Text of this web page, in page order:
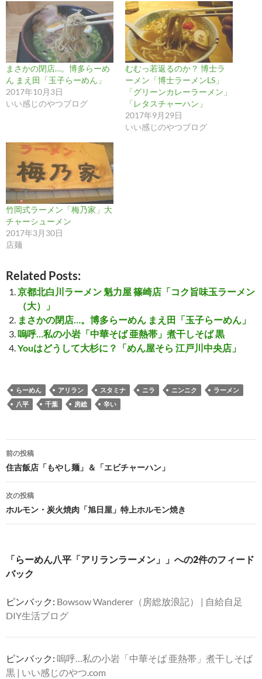
まさかの閉店…。博多らーめ
ん まえ田「玉子らーめん」
2017年10月3日
いい感じのやつブログ
むむっ若返るのか？ 博士ラ
ーメン「博士ラーメンLS」
「グリーンカレーラーメン」
「レタスチャーハン」
2017年9月29日
いい感じのやつブログ
竹岡式ラーメン「梅乃家」大
チャーシューメン
2017年3月30日
店麺
Related Posts:
京都北白川ラーメン 魁力屋 篠崎店「コク旨味玉ラーメン
（大）」
まさかの閉店…。博多らーめん まえ田「玉子らーめん」
嗚呼…私の小岩「中華そば 亜熱帯」煮干しそば 黒
Youはどうして大杉に？「めん屋そら 江戸川中央店」
らーめん アリラン スタミナ ニラ ニンニク
ラーメン
八平
千葉 房総 辛い
投
稿
ナ
ビ
ゲ
ー
シ
ン
前の投稿
住吉飯店「もやし麺」＆「エビチャーハン」
次の投稿
ホルモン・炭火焼肉「旭日屋」特上ホルモン焼き
「らーめん八平「アリランラーメン」」への2件のフィード
バック
ピンバック: Bowsow Wanderer（房総放浪記） | 自給自足
DIY生活ブログ
ピンバック: 嗚呼…私の小岩「中華そば 亜熱帯」煮干しそば
黒 | いい感じのやつ.com